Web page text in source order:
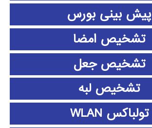
پیش بینی بورس
تشخیص امضا
تشخیص جعل
تشخیص لبه
تولباکس WLAN